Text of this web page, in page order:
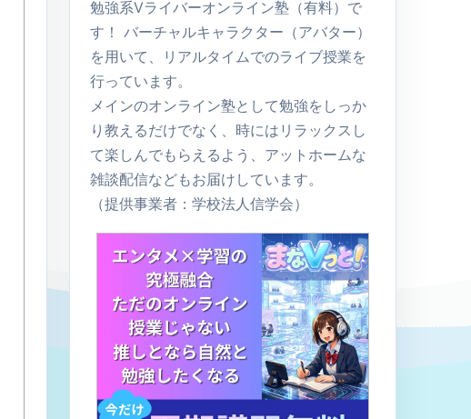
勉強系Vライバーオンライン塾（有料）で
す！ バーチャルキャラクター（アバター）
を用いて、リアルタイムでのライブ授業を
行っています。
メインのオンライン塾として勉強をしっか
り教えるだけでなく、時にはリラックスし
て楽しんでもらえるよう、アットホームな
雑談配信などもお届けしています。
（提供事業者：学校法人信学会）